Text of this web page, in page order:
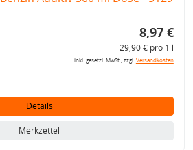
8,97 €
29,90 € pro 1 l
inkl. gesetzl. MwSt., zzgl.Versandkosten
Details
Merkzettel